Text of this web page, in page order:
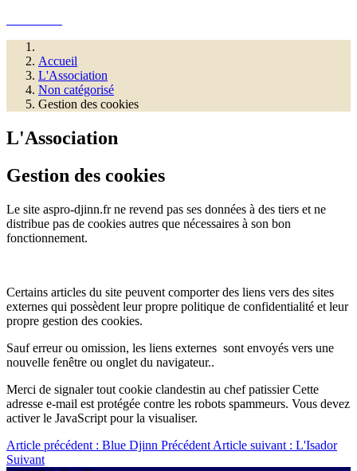
Accueil
L'Association
Non catégorisé
Gestion des cookies
L'Association
Gestion des cookies
Le site aspro-djinn.fr ne revend pas ses données à des tiers et ne
distribue pas de cookies autres que nécessaires à son bon
fonctionnement.
Certains articles du site peuvent comporter des liens vers des sites
externes qui possèdent leur propre politique de confidentialité et leur
propre gestion des cookies.
Sauf erreur ou omission, les liens externes sont envoyés vers une
nouvelle fenêtre ou onglet du navigateur..
Merci de signaler tout cookie clandestin au chef patissierCette
adresse e-mail est protégée contre les robots spammeurs. Vous devez
activer le JavaScript pour la visualiser.
Article précédent : Blue Djinn Précédent Article suivant : L'Isador
Suivant